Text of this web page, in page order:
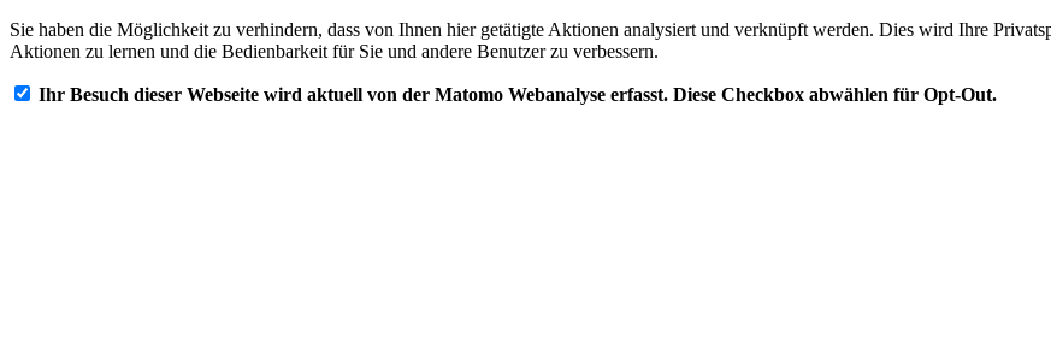
Sie haben die Möglichkeit zu verhindern, dass von Ihnen hier getätigte Aktionen analysiert und verknüpft werden. Dies wird Ihre
Aktionen zu lernen und die Bedienbarkeit für Sie und andere Benutzer zu verbessern.
Ihr Besuch dieser Webseite wird aktuell von der Matomo Webanalyse erfasst. Diese Checkbox abwählen für Opt-Out.